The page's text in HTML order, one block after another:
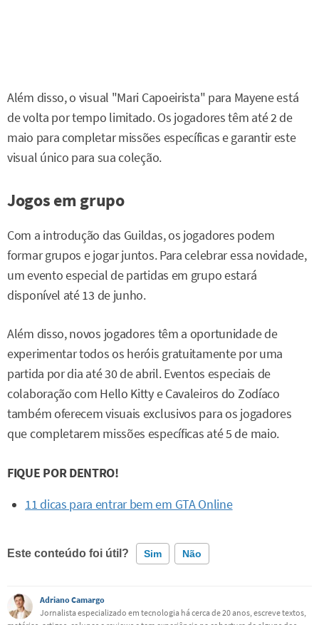
Além disso, o visual "Mari Capoeirista" para Mayene está
de volta por tempo limitado. Os jogadores têm até 2 de
maio para completar missões específicas e garantir este
visual único para sua coleção.
Jogos em grupo
Com a introdução das Guildas, os jogadores podem
formar grupos e jogar juntos. Para celebrar essa novidade,
um evento especial de partidas em grupo estará
disponível até 13 de junho.
Além disso, novos jogadores têm a oportunidade de
experimentar todos os heróis gratuitamente por uma
partida por dia até 30 de abril. Eventos especiais de
colaboração com Hello Kitty e Cavaleiros do Zodíaco
também oferecem visuais exclusivos para os jogadores
que completarem missões específicas até 5 de maio.
FIQUE POR DENTRO!
11 dicas para entrar bem em GTA Online
Este conteúdo foi útil? Sim Não
Este conteúdo contém informação incorreta
Adriano Camargo
Jornalista especializado em tecnologia há cerca de 20 anos, escreve textos,